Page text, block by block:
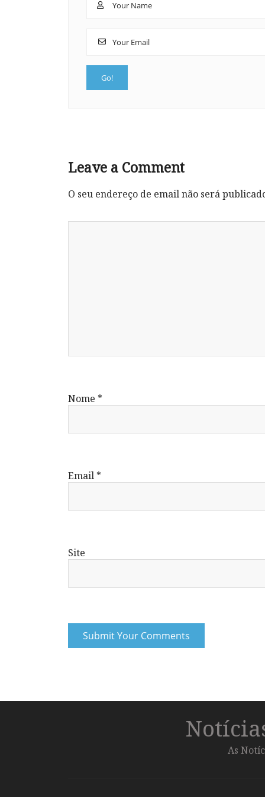
Leave a Comment
O seu endereço de email não será
Nome *
Email *
Site
As